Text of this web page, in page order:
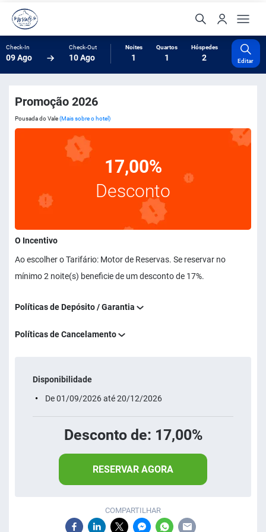
Check-In
09 Ago
Check-Out
10 Ago
Noites
1
Quartos
1
Hóspedes
2 Editar
Promoção 2026
Pousada do Vale(Mais sobre o hotel)
17,00%
Desconto
O Incentivo
Ao escolher o Tarifário: Motor de Reservas. Se reservar no
mínimo 2 noite(s) beneficie de um desconto de 17%.
Políticas de Depósito / Garantia
Políticas de Cancelamento
Disponibilidade
De 01/09/2026 até 20/12/2026
Desconto de: 17,00%
RESERVAR AGORA
COMPARTILHAR